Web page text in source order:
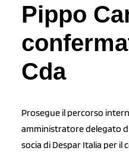
Pippo
Cda
Prosegue il percorso
amministratore delegato
socia di Despar Italia per il